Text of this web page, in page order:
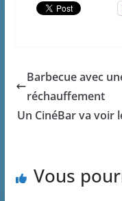
Barbecue avec
réchauffement
Un CinéBar va voir
Vous